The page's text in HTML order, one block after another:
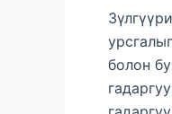
болон